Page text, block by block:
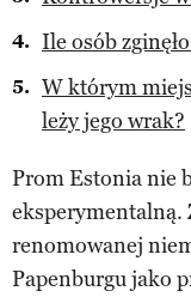
Ile osób
W którym
leży jego wrak?
Prom Estonia nie
eksperymentalną.
renomowanej
Papenburgu jako